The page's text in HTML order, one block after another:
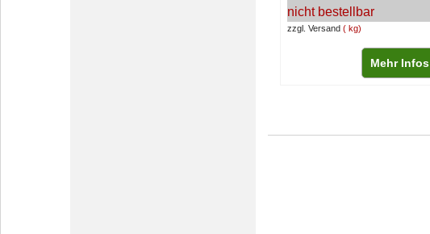
zzgl. Versand kg
nicht bestellbar
Mehr Infos